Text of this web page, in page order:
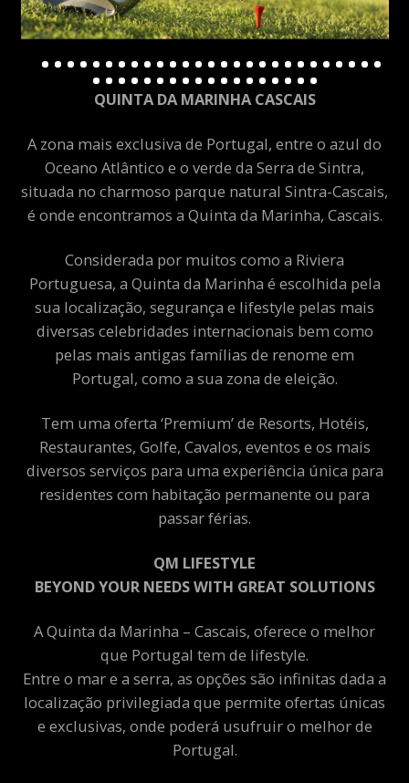
QUINTA DA MARINHA CASCAIS
A zona mais exclusiva de Portugal, entre o azul do
Oceano Atlântico e o verde da Serra de Sintra,
situada no charmoso parque natural Sintra-Cascais,
é onde encontramos a Quinta da Marinha, Cascais.
Considerada por muitos como a Riviera
Portuguesa, a Quinta da Marinha é escolhida pela
sua localização, segurança e lifestyle pelas mais
diversas celebridades internacionais bem como
pelas mais antigas famílias de renome em
Portugal, como a sua zona de eleição.
Tem uma oferta ‘Premium’ de Resorts, Hotéis,
Restaurantes, Golfe, Cavalos, eventos e os mais
diversos serviços para uma experiência única para
residentes com habitação permanente ou para
passar férias.
QM LIFESTYLE
BEYOND YOUR NEEDS WITH GREAT SOLUTIONS
A Quinta da Marinha – Cascais, oferece o melhor
que Portugal tem de lifestyle.
Entre o mar e a serra, as opções são infinitas dada a
localização privilegiada que permite ofertas únicas
e exclusivas, onde poderá usufruir o melhor de
Portugal.